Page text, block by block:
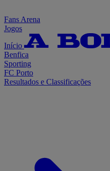
Fans Arena
Jogos
Início
Benfica
Sporting
FC Porto
Resultados e Classificações